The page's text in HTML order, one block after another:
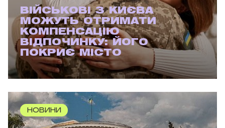
ВІЙСЬКОВІ З КИЄВА
МОЖУТЬ ОТРИМАТИ
КОМПЕНСАЦІЮ
ВІДПОЧИНКУ: ЙОГО
ПОКРИЄ МІСТО
НОВИНИ